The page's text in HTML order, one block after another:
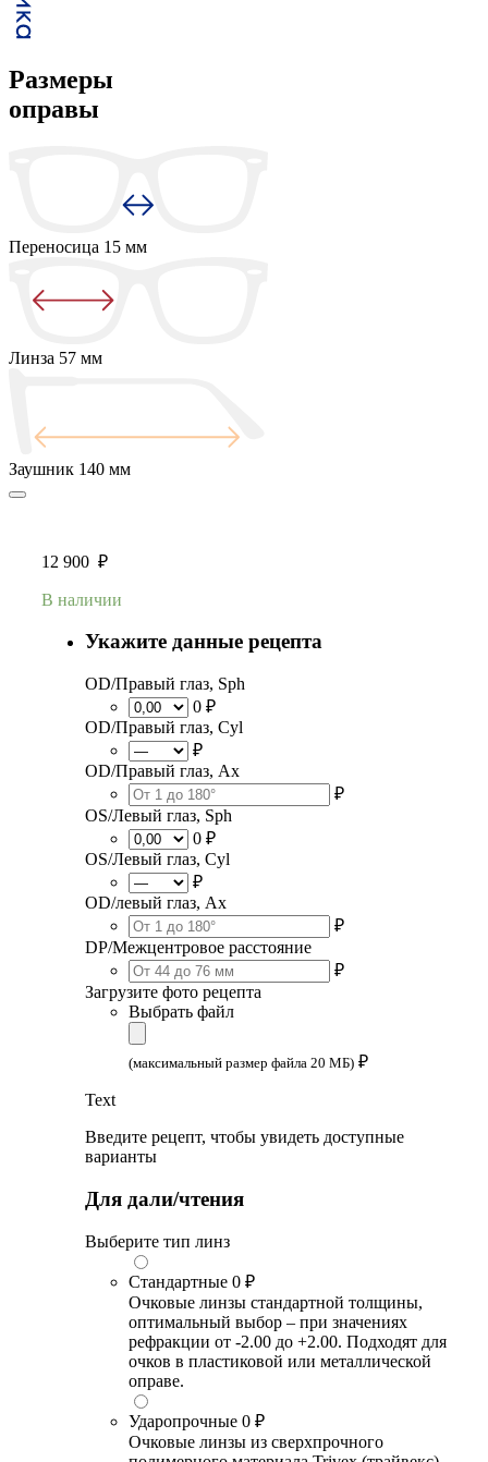
Размеры
оправы
Переносица 15 мм
Линза 57 мм
Заушник 140 мм
12 900 ₽
В наличии
Укажите данные рецепта
OD/Правый глаз, Sph
0 ₽
OD/Правый глаз, Cyl
₽
OD/Правый глаз, Ax
₽
OS/Левый глаз, Sph
0 ₽
OS/Левый глаз, Cyl
₽
OD/левый глаз, Ax
₽
DP/Межцентровое расстояние
₽
Загрузите фото рецепта
Выбрать файл
(максимальный размер файла 20 МБ) ₽
Text
Введите рецепт, чтобы увидеть доступные
варианты
Для дали/чтения
Выберите тип линз
Стандартные 0 ₽
Очковые линзы стандартной толщины,
оптимальный выбор – при значениях
рефракции от -2.00 до +2.00. Подходят для
очков в пластиковой или металлической
оправе.
Ударопрочные 0 ₽
Очковые линзы из сверхпрочного